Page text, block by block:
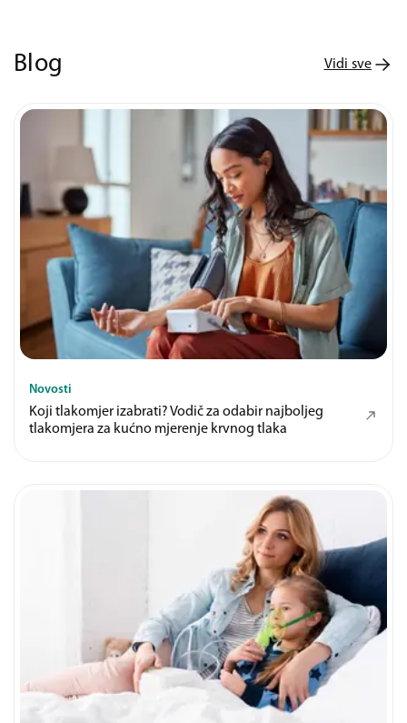
Blog Vidi sve
Novosti
Koji tlakomjer izabrati? Vodič za odabir najboljeg
tlakomjera za kućno mjerenje krvnog tlaka